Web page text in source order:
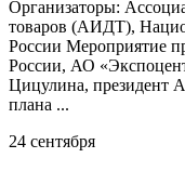
Организаторы:
товаров (АИДТ),
России Мероприятие
России, АО
Цицулина, президент
плана ...
24 сентября